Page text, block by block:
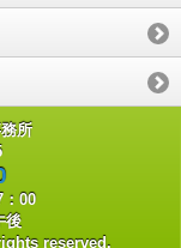
所
00
後
reserved.